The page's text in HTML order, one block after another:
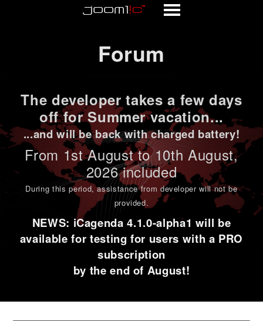
Forum
The developer takes a few days
off for Summer vacation...
...and will be back with charged battery!
From 1stAugust to 10th August,
2026 included
During this period,assistance from developer will not be
provided.
NEWS: iCagenda 4.1.0-alpha1 will be
available for testing for users with a PRO
subscription
by the end of August!